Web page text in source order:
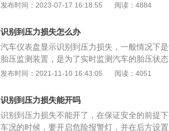
力损失就是指胎压异常，可以先用胎压报警清
是误报，这种情况就不用管，继续行驶即可。
急刹车，急刹车不但有爆胎的风险，还很有可
中突然出现这个提示很可能是轮胎被扎，这种
汽修店，让维修人员进行补胎。一辆车的胎压
1、车辆用户手册；2、驾驶室车门（B柱附近）
发布时间：2023-07-17 16:18:55 阅读：4884
识别到压力损失怎么办
汽车仪表盘显示识别到压力损失，一般情况下
胎压监测装置，是为了实时监测汽车的胎压状
不能实时显示胎压数值，但是大部分都带有胎
要着急，只要不是轮胎破损，正常情况下还是
中出现警报，千万不要紧急制动，因为紧急制
让汽车减速，缓慢停在路边，如果有后方来车
发布时间：2021-11-10 16:43:05 阅读：4051
识别到压力损失能开吗
识别到压力损失不能开了，在保证安全的前提
车况的时候，要开启危险报警灯，并在后方设